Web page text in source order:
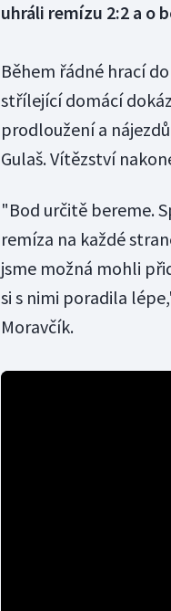
uhráli remízu 2:2 a o
Během řádné hrací
střílející domácí
prodloužení a
Gulaš. Vítězství
"Bod určitě bereme.
remíza na každé
jsme možná mohli
si s nimi poradila
Moravčík.